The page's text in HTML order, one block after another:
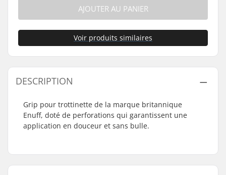
AJOUTER AU PANIER
Voir produits similaires
DESCRIPTION
Grip pour trottinette de la marque britannique
Enuff, doté de perforations qui garantissent une
application en douceur et sans bulle.